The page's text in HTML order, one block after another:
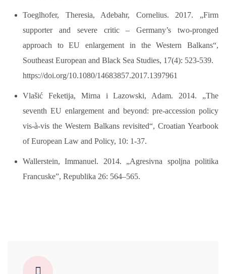
Toeglhofer, Theresia, Adebahr, Cornelius. 2017. „Firm
supporter and severe critic – Germany’s two-pronged
approach to EU enlargement in the Western Balkans“,
Southeast European and Black Sea Studies, 17(4): 523-539.
https://doi.org/10.1080/14683857.2017.1397961
Vlašić Feketija, Mirna i Lazowski, Adam. 2014. „The
seventh EU enlargement and beyond: pre-accession policy
vis-à-vis the Western Balkans revisited“, Croatian Yearbook
of European Law and Policy, 10: 1-37.
Wallerstein, Immanuel. 2014. „Agresivna spoljna politika
Francuske”, Republika 26: 564–565.